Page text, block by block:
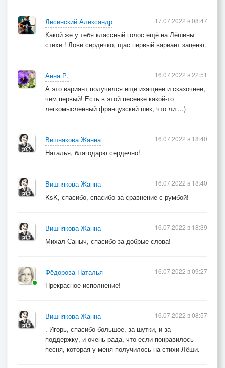
Лисинский Александр
Какой же у тебя классный голос ещё на Лёшины
стихи ! Лови сердечко, щас первый вариант заценю.
17.07.2022 в 08:47
Анна Р.
А это вариант получился ещё изящнее и сказочнее,
чем первый! Есть в этой песенке какой-то
легкомысленный французский шик, что ли ...)
16.07.2022 в 22:51
Вишнякова Жанна
Наталья, благодарю сердечно!
16.07.2022 в 18:40
Вишнякова Жанна
KsK, спасибо, спасибо за сравнение с румбой!
16.07.2022 в 18:40
Вишнякова Жанна
Михал Саныч, спасибо за добрые слова!
16.07.2022 в 18:39
Фёдорова Наталья
Прекрасное исполнение!
16.07.2022 в 09:27
Вишнякова Жанна
. Игорь, спасибо большое, за шутки, и за
поддержку, и очень рада, что если понравилось
песня, которая у меня получилось на стихи Лёши.
16.07.2022 в 08:57